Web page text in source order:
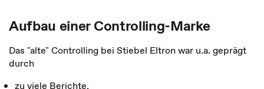
Aufbau einer Controlling-Marke
Das "alte" Controlling bei Stiebel Eltron war u.a. geprägt
durch
zu viele Berichte,